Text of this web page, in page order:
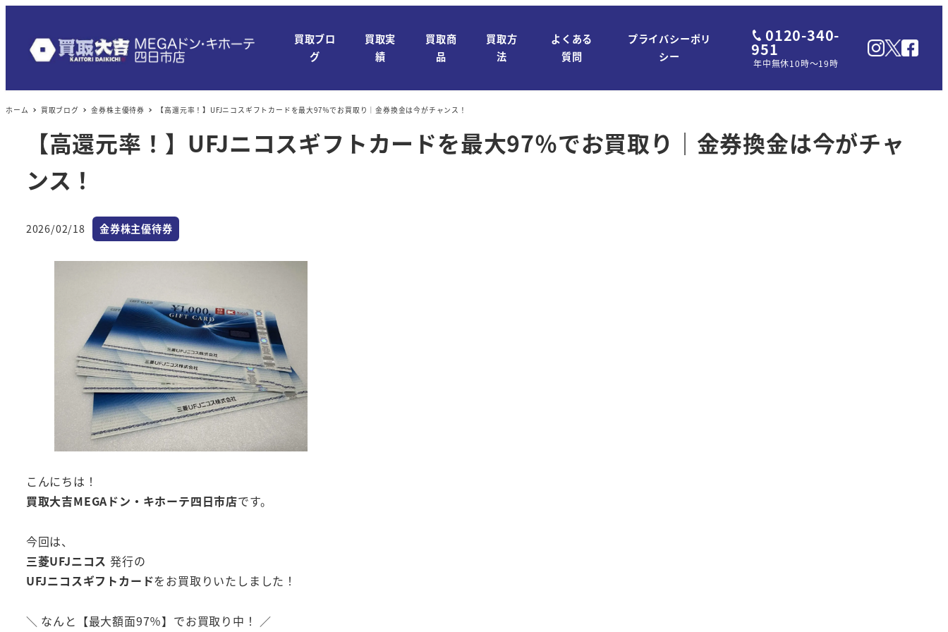
買取ブロ
グ
買取実
績
買取商
品
買取方
法
よくある
質問
プライバシーポリ
シー
0120-340-
951
年中無休10時～19時
ホーム 買取ブログ 金券株主優待券 【高還元率！】UFJニコスギフトカードを最大97％でお買取り｜金券換金は今がチャンス！
【高還元率！】UFJニコスギフトカードを最大97％でお買取り｜金券換金は今がチャ
ンス！
投稿日
2026/02/18 カテゴリー
金券株主優待券
こんにちは！
買取大吉MEGAドン・キホーテ四日市店です。
今回は、
三菱UFJニコス 発行の
UFJニコスギフトカードをお買取りいたしました！
＼ なんと【最大額面97％】でお買取り中！ ／